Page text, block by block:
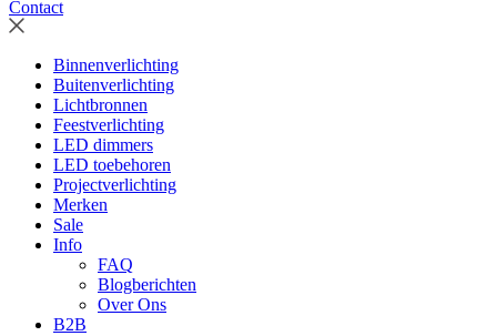
Contact
Binnenverlichting
Buitenverlichting
Lichtbronnen
Feestverlichting
LED dimmers
LED toebehoren
Projectverlichting
Merken
Sale
Info
FAQ
Blogberichten
Over Ons
B2B